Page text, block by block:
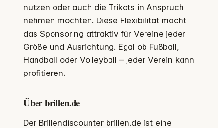
nutzen oder auch die Trikots in Anspruch
nehmen möchten. Diese Flexibilität macht
das Sponsoring attraktiv für Vereine jeder
Größe und Ausrichtung. Egal ob Fußball,
Handball oder Volleyball – jeder Verein kann
profitieren.
Über brillen.de
Der Brillendiscounter brillen.de ist eine